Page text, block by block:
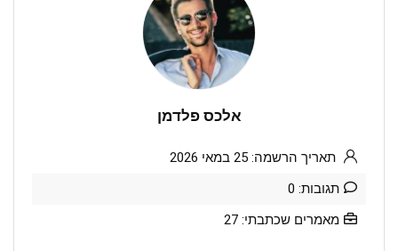
אלכס פלדמן
תאריך הרשמה: 25 במאי 2026
תגובות: 0
מאמרים שכתבתי: 27